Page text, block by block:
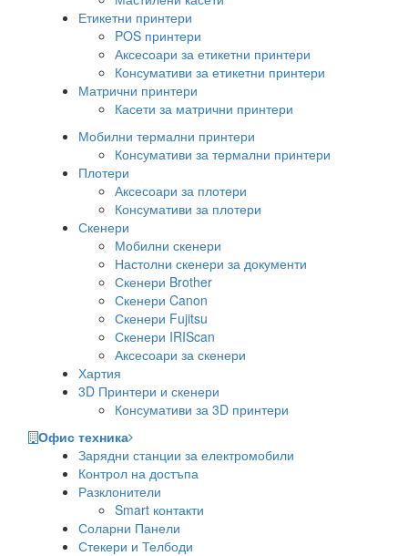
Етикетни принтери
POS принтери
Аксесоари за етикетни принтери
Консумативи за етикетни принтери
Матрични принтери
Касети за матрични принтери
Мобилни термални принтери
Консумативи за термални принтери
Плотери
Аксесоари за плотери
Консумативи за плотери
Скенери
Мобилни скенери
Настолни скенери за документи
Скенери Brother
Скенери Canon
Скенери Fujitsu
Скенери IRIScan
Аксесоари за скенери
Хартия
3D Принтери и скенери
Консумативи за 3D принтери
Офис техника
Зарядни станции за електромобили
Контрол на достъпа
Разклонители
Smart контакти
Соларни Панели
Стекери и Телбоди